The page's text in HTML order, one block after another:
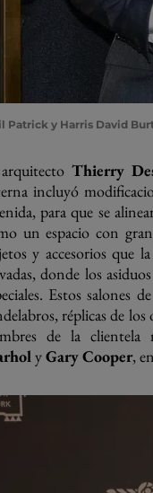
Patrick y Harris David
Thierry
incluyó
para que se
un espacio con
y accesorios que
donde los
Estos salones
réplicas de
de la
yGary Cooper,